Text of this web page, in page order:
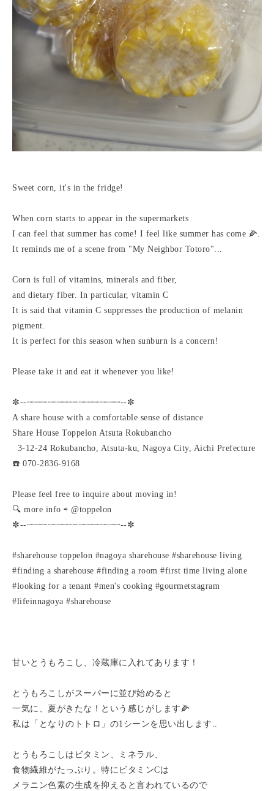
Sweet corn, it's in the fridge!
When corn starts to appear in the supermarkets
I can feel that summer has come! I feel like summer has come 🌽.
It reminds me of a scene from "My Neighbor Totoro"...
Corn is full of vitamins, minerals and fiber,
and dietary fiber. In particular, vitamin C
It is said that vitamin C suppresses the production of melanin
pigment.
It is perfect for this season when sunburn is a concern!
Please take it and eat it whenever you like!
✼--┈┈┈┈┈┈┈┈┈┈┈┈┈┈┈┈┈┈--✼
A share house with a comfortable sense of distance
Share House Toppelon Atsuta Rokubancho
3-12-24 Rokubancho, Atsuta-ku, Nagoya City, Aichi Prefecture
☎️ 070-2836-9168
Please feel free to inquire about moving in!
🔍 more info ⇨ @toppelon
✼--┈┈┈┈┈┈┈┈┈┈┈┈┈┈┈┈┈┈--✼
#sharehouse toppelon #nagoya sharehouse #sharehouse living
#finding a sharehouse #finding a room #first time living alone
#looking for a tenant #men's cooking #gourmetstagram
#lifeinnagoya #sharehouse
甘いとうもろこし、冷蔵庫に入れてあります！
とうもろこしがスーパーに並び始めると
一気に、夏がきたな！という感じがします🌽
私は「となりのトトロ」の1シーンを思い出します..
とうもろこしはビタミン、ミネラル、
食物繊維がたっぷり。特にビタミンCは
メラニン色素の生成を抑えると言われているので